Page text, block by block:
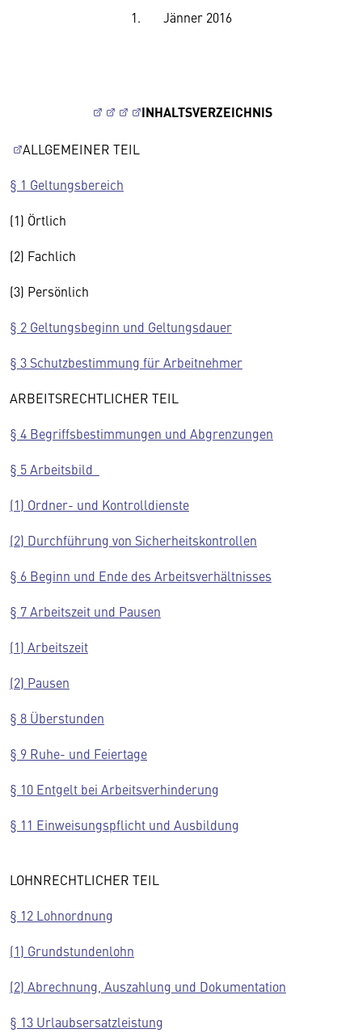
1. Jänner 2016
INHALTSVERZEICHNIS
ALLGEMEINER TEIL
§ 1 Geltungsbereich
(1) Örtlich
(2) Fachlich
(3) Persönlich
§ 2 Geltungsbeginn und Geltungsdauer
§ 3 Schutzbestimmung für Arbeitnehmer
ARBEITSRECHTLICHER TEIL
§ 4 Begriffsbestimmungen und Abgrenzungen
§ 5 Arbeitsbild
(1) Ordner- und Kontrolldienste
(2) Durchführung von Sicherheitskontrollen
§ 6 Beginn und Ende des Arbeitsverhältnisses
§ 7 Arbeitszeit und Pausen
(1) Arbeitszeit
(2) Pausen
§ 8 Überstunden
§ 9 Ruhe- und Feiertage
§ 10 Entgelt bei Arbeitsverhinderung
§ 11 Einweisungspflicht und Ausbildung
LOHNRECHTLICHER TEIL
§ 12 Lohnordnung
(1) Grundstundenlohn
(2) Abrechnung, Auszahlung und Dokumentation
§ 13 Urlaubsersatzleistung